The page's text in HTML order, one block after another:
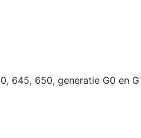
645, 650, generatie G0 en